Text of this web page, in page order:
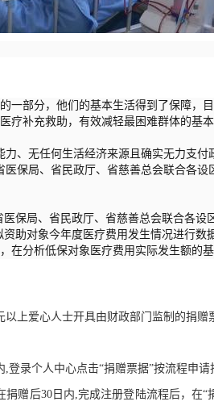
一部分，他们的基本生活得到了保障，
疗补充救助，有效减轻最困难群体的基
力、无任何生活经济来源且确实无力支
医保局、省民政厅、省慈善总会联合各
医保局、省民政厅、省慈善总会联合各
资助对象今年度医疗费用发生情况进行数
在分析低保对象医疗费用实际发生额的
以上爱心人士开具由财政部门监制的捐赠
,登录个人中心点击“捐赠票据”按流程申
捐赠后30日内,完成注册登陆流程后，在